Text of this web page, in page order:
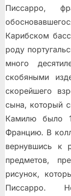
Писсарро,
Карибском
роду
много
скобяными
скорейшего
сына, который
Камилю было
Францию. В
вернувшись к
предметов,
рисунок,
Писсарро.